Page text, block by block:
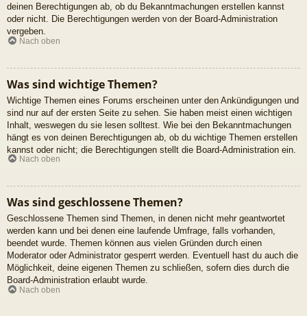
deinen Berechtigungen ab, ob du Bekanntmachungen erstellen kannst
oder nicht. Die Berechtigungen werden von der Board-Administration
vergeben.
Nach oben
Was sind wichtige Themen?
Wichtige Themen eines Forums erscheinen unter den Ankündigungen und
sind nur auf der ersten Seite zu sehen. Sie haben meist einen wichtigen
Inhalt, weswegen du sie lesen solltest. Wie bei den Bekanntmachungen
hängt es von deinen Berechtigungen ab, ob du wichtige Themen erstellen
kannst oder nicht; die Berechtigungen stellt die Board-Administration ein.
Nach oben
Was sind geschlossene Themen?
Geschlossene Themen sind Themen, in denen nicht mehr geantwortet
werden kann und bei denen eine laufende Umfrage, falls vorhanden,
beendet wurde. Themen können aus vielen Gründen durch einen
Moderator oder Administrator gesperrt werden. Eventuell hast du auch die
Möglichkeit, deine eigenen Themen zu schließen, sofern dies durch die
Board-Administration erlaubt wurde.
Nach oben